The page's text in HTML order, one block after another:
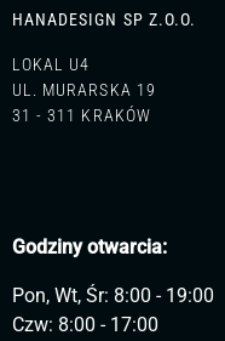
HANADESIGN SP Z.O.O.
LOKAL U4
UL. MURARSKA 19
31 - 311 KRAKÓW
Godziny otwarcia:
Pon, Wt, Śr: 8:00 - 19:00
Czw: 8:00 - 17:00